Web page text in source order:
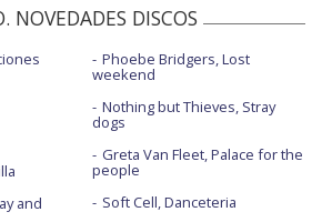
NOVEDADES DISCOS
and
Phoebe Bridgers, Lost
weekend
Nothing but Thieves, Stray
dogs
Greta Van Fleet, Palace for the
people
Soft Cell, Danceteria